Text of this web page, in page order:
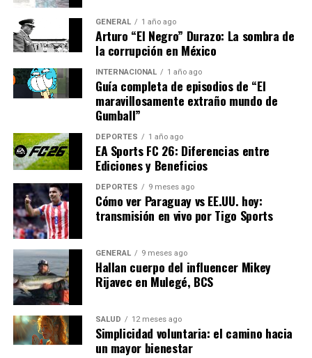
En cuanto al niño, su recuperación en Iquitos será
crucial para su salud y bienestar a largo plazo. Las
autoridades sanitarias están preparadas para
proporcionar el tratamiento necesario, y se espera que
el menor pueda recuperarse completamente con el
tiempo y la atención adecuada.
Este caso ha capturado la atención nacional, subrayando
tanto los desafíos que enfrentan las comunidades
amazónicas como la resiliencia y el espíritu comunitario
que prevalecen en momentos de crisis.
NOTICIAS RELACIONADAS:
SIGUIENTE
Sedalib y Contraloría discuten legalidad de recientes
decisiones
ANTERIOR
El papel crucial de la IA en la conservación histórica de
Latinoamérica
GENERAL 1 año ago
Arturo “El Negro” Durazo: La sombra de
la corrupción en México
INTERNACIONAL 1 año ago
Guía completa de episodios de “El
maravillosamente extraño mundo de
Gumball”
DEPORTES 1 año ago
EA Sports FC 26: Diferencias entre
Ediciones y Beneficios
DEPORTES 9 meses ago
Cómo ver Paraguay vs EE.UU. hoy:
transmisión en vivo por Tigo Sports
GENERAL 9 meses ago
Hallan cuerpo del influencer Mikey
Rijavec en Mulegé, BCS
SALUD 12 meses ago
Simplicidad voluntaria: el camino hacia
un mayor bienestar